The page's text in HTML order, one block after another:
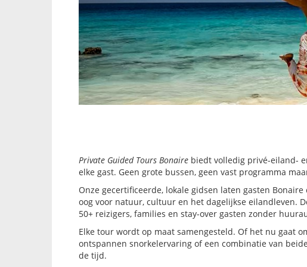
Private Guided Tours Bonaire biedt volledig privé-eiland-
elke gast. Geen grote bussen, geen vast programma
Onze gecertificeerde, lokale gidsen laten gasten
oog voor natuur, cultuur en het dagelijkse eilandleven.
50+ reizigers, families en stay-over gasten zonder
Elke tour wordt op maat samengesteld. Of het nu gaat
ontspannen snorkelervaring of een combinatie van
de tijd.